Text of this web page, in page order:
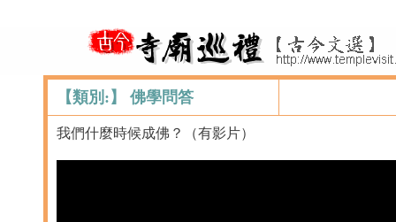
【類別:】 佛學問答
我們什麼時候成佛？（有影片）